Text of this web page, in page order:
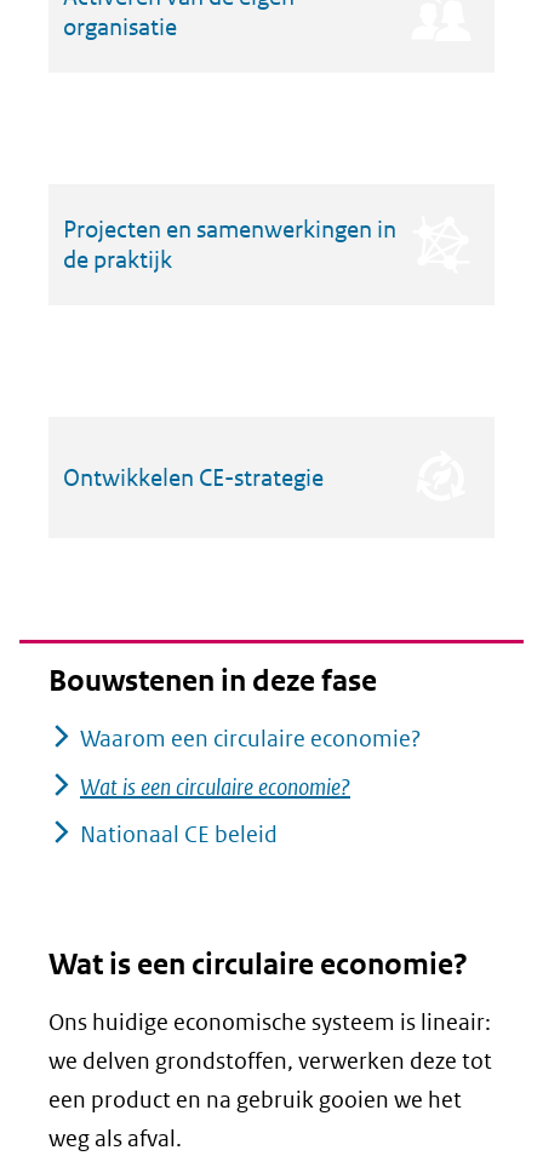
organisatie
Projecten en samenwerkingen in
de praktijk
Ontwikkelen CE-strategie
Bouwstenen in deze fase
Waarom een circulaire economie?
Wat is een circulaire economie?
Nationaal CE beleid
Wat is een circulaire economie?
Ons huidige economische systeem is lineair:
we delven grondstoffen, verwerken deze tot
een product en na gebruik gooien we het
weg als afval.